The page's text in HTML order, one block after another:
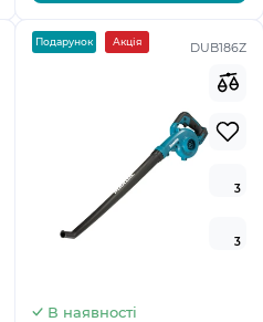
DUB186Z
Подарунок Акція
3
3
В наявності